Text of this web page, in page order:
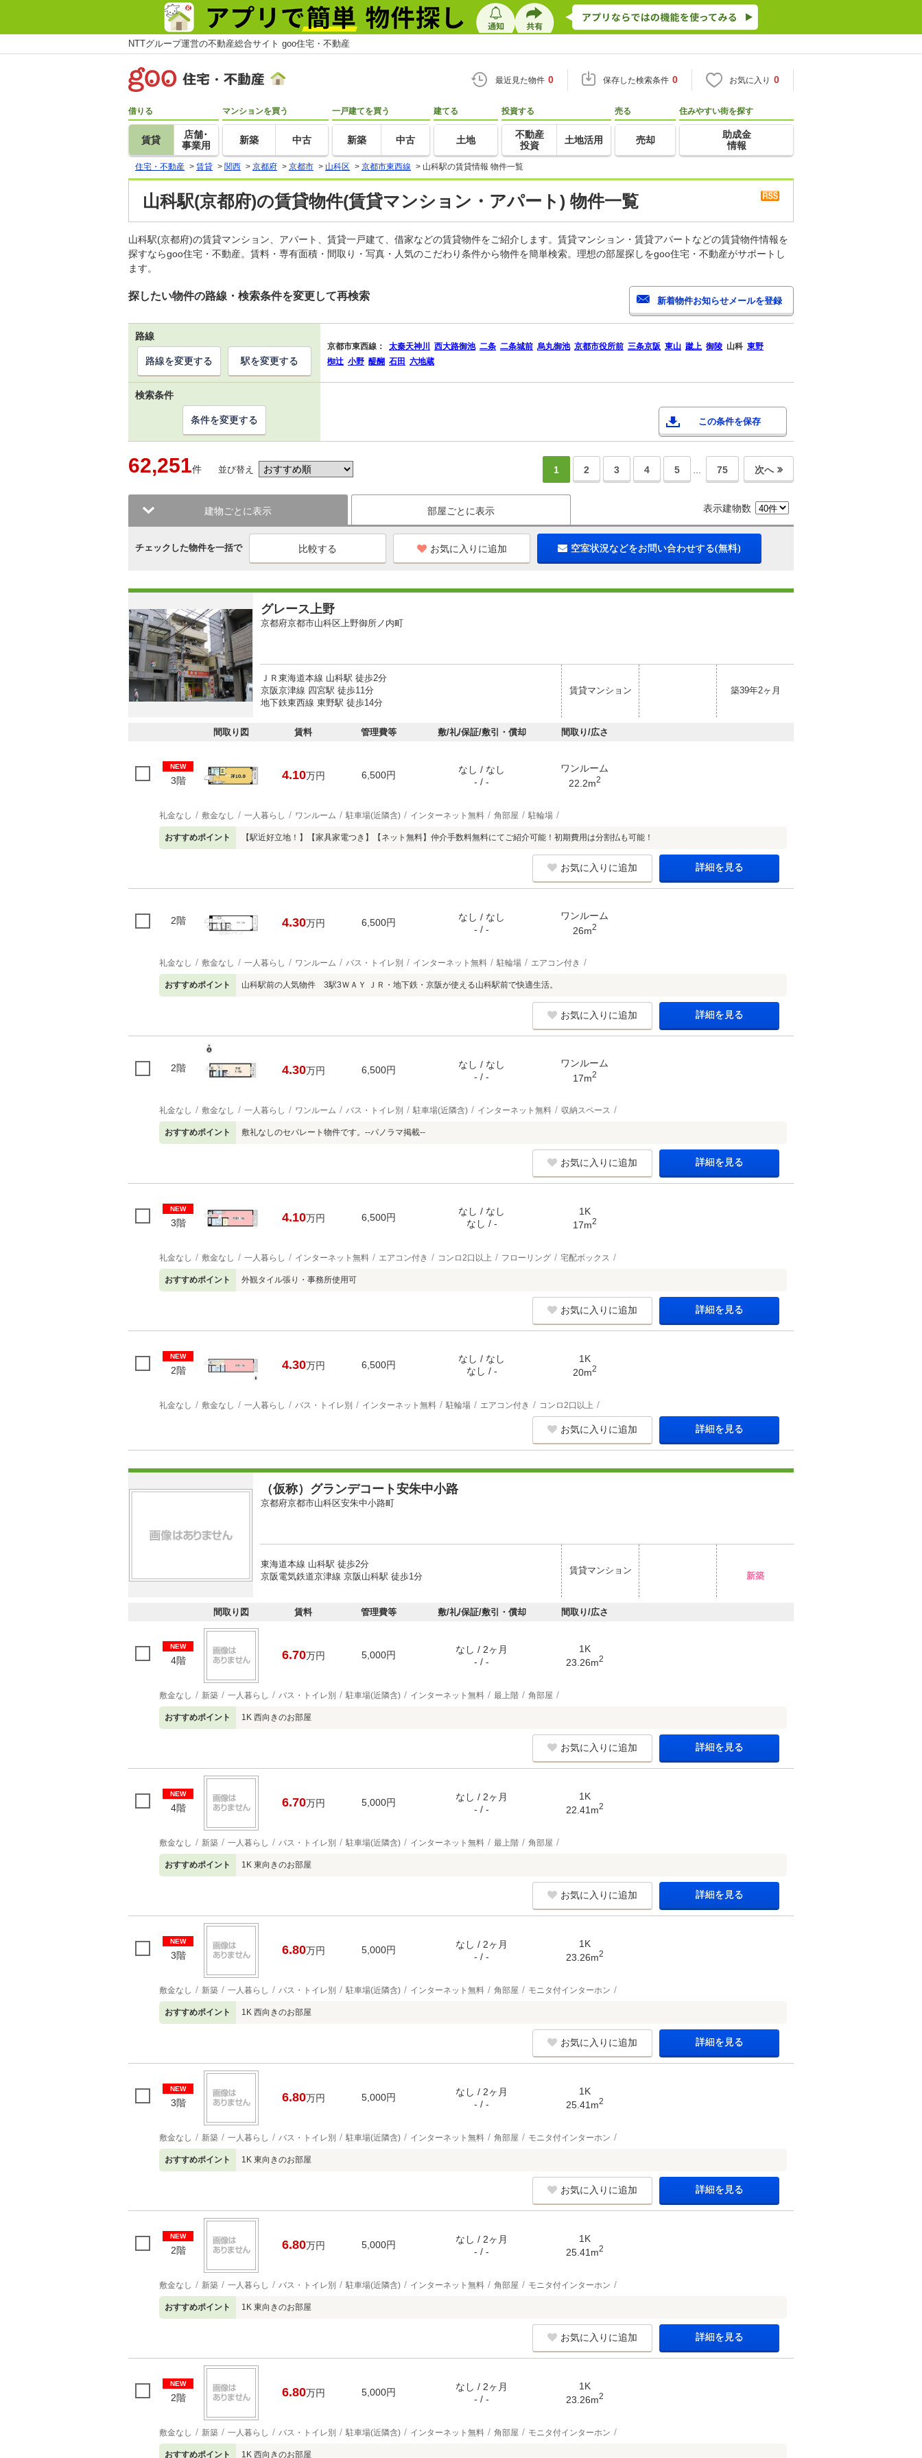
NTTグループ運営の不動産総合サイト goo住宅・不動産
最近見た物件 0 保存した検索条件 0 お気に入り 0
借りる
賃貸
店舗･
事業用
マンションを買う
新築 中古
一戸建てを買う
新築 中古
建てる
土地
投資する
不動産
投資
土地活用
売る
売却
住みやすい街を探す
助成金
情報
住宅・不動産 > 賃貸 > 関西 > 京都府 > 京都市 > 山科区 > 京都市東西線 > 山科駅の賃貸情報 物件一覧
山科駅(京都府)の賃貸物件(賃貸マンション・アパート) 物件一覧
山科駅(京都府)の賃貸マンション、アパート、賃貸一戸建て、借家などの賃貸物件をご紹介します。賃貸マンション・賃貸アパートなどの賃貸物件情報を
探すならgoo住宅・不動産。賃料・専有面積・間取り・写真・人気のこだわり条件から物件を簡単検索。理想の部屋探しをgoo住宅・不動産がサポートし
ます。
探したい物件の路線・検索条件を変更して再検索
路線
京都市東西線： 太秦天神川 西大路御池 二条 二条城前 烏丸御池 京都市役所前 三条京阪 東山 蹴上 御陵 山科 東野
椥辻 小野 醍醐 石田 六地蔵
路線を変更する 駅を変更する
検索条件
この条件を保存
条件を変更する
62,251件 並び替え 1 2 3 4 5 … 75 次へ
建物ごとに表示 部屋ごとに表示 表示建物数
チェックした物件を一括で お気に入りに追加 空室状況などをお問い合わせする(無料)
グレース上野
京都府京都市山科区上野御所ノ内町
ＪＲ東海道本線 山科駅 徒歩2分
京阪京津線 四宮駅 徒歩11分
地下鉄東西線 東野駅 徒歩14分
賃貸マンション 築39年2ヶ月
間取り図 賃料 管理費等 敷/礼/保証/敷引・償却 間取り/広さ
NEW
3階 4.10万円 6,500円
なし / なし
- / -
ワンルーム
22.2m2
礼金なし 敷金なし 一人暮らし ワンルーム 駐車場(近隣含) インターネット無料 角部屋 駐輪場
おすすめポイント 【駅近好立地！】【家具家電つき】【ネット無料】仲介手数料無料にてご紹介可能！初期費用は分割払も可能！
お気に入りに追加 詳細を見る
2階 4.30万円 6,500円
なし / なし
- / -
ワンルーム
26m2
礼金なし 敷金なし 一人暮らし ワンルーム バス・トイレ別 インターネット無料 駐輪場 エアコン付き
おすすめポイント 山科駅前の人気物件 3駅3ＷＡＹ ＪＲ・地下鉄・京阪が使える山科駅前で快適生活。
お気に入りに追加 詳細を見る
2階 4.30万円 6,500円
なし / なし
- / -
ワンルーム
17m2
礼金なし 敷金なし 一人暮らし ワンルーム バス・トイレ別 駐車場(近隣含) インターネット無料 収納スペース
おすすめポイント 敷礼なしのセパレート物件です。--パノラマ掲載--
お気に入りに追加 詳細を見る
NEW
3階 4.10万円 6,500円
なし / なし
なし / -
1K
17m2
礼金なし 敷金なし 一人暮らし インターネット無料 エアコン付き コンロ2口以上 フローリング 宅配ボックス
おすすめポイント 外観タイル張り・事務所使用可
お気に入りに追加 詳細を見る
NEW
2階 4.30万円 6,500円
なし / なし
なし / -
1K
20m2
礼金なし 敷金なし 一人暮らし バス・トイレ別 インターネット無料 駐輪場 エアコン付き コンロ2口以上
お気に入りに追加 詳細を見る
（仮称）グランデコート安朱中小路
京都府京都市山科区安朱中小路町
東海道本線 山科駅 徒歩2分
京阪電気鉄道京津線 京阪山科駅 徒歩1分
賃貸マンション
新築
間取り図 賃料 管理費等 敷/礼/保証/敷引・償却 間取り/広さ
NEW
4階 6.70万円 5,000円
なし / 2ヶ月
- / -
1K
23.26m2
敷金なし 新築 一人暮らし バス・トイレ別 駐車場(近隣含) インターネット無料 最上階 角部屋
おすすめポイント 1K 西向きのお部屋
お気に入りに追加 詳細を見る
NEW
4階 6.70万円 5,000円
なし / 2ヶ月
- / -
1K
22.41m2
敷金なし 新築 一人暮らし バス・トイレ別 駐車場(近隣含) インターネット無料 最上階 角部屋
おすすめポイント 1K 東向きのお部屋
お気に入りに追加 詳細を見る
NEW
3階 6.80万円 5,000円
なし / 2ヶ月
- / -
1K
23.26m2
敷金なし 新築 一人暮らし バス・トイレ別 駐車場(近隣含) インターネット無料 角部屋 モニタ付インターホン
おすすめポイント 1K 西向きのお部屋
お気に入りに追加 詳細を見る
NEW
3階 6.80万円 5,000円
なし / 2ヶ月
- / -
1K
25.41m2
敷金なし 新築 一人暮らし バス・トイレ別 駐車場(近隣含) インターネット無料 角部屋 モニタ付インターホン
おすすめポイント 1K 東向きのお部屋
お気に入りに追加 詳細を見る
NEW
2階 6.80万円 5,000円
なし / 2ヶ月
- / -
1K
25.41m2
敷金なし 新築 一人暮らし バス・トイレ別 駐車場(近隣含) インターネット無料 角部屋 モニタ付インターホン
おすすめポイント 1K 東向きのお部屋
お気に入りに追加 詳細を見る
NEW
2階 6.80万円 5,000円
なし / 2ヶ月
- / -
1K
23.26m2
敷金なし 新築 一人暮らし バス・トイレ別 駐車場(近隣含) インターネット無料 角部屋 モニタ付インターホン
おすすめポイント 1K 西向きのお部屋